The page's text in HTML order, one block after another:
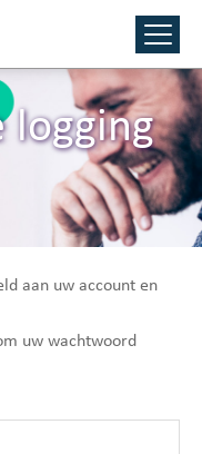
logging
aan uw account en
uw wachtwoord